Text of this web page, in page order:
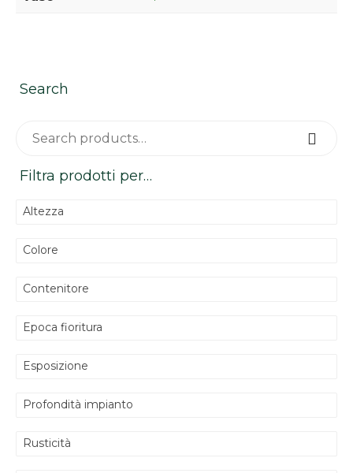
Search
Filtra prodotti per…
Altezza
Colore
Contenitore
Epoca fioritura
Esposizione
Profondità impianto
Rusticità